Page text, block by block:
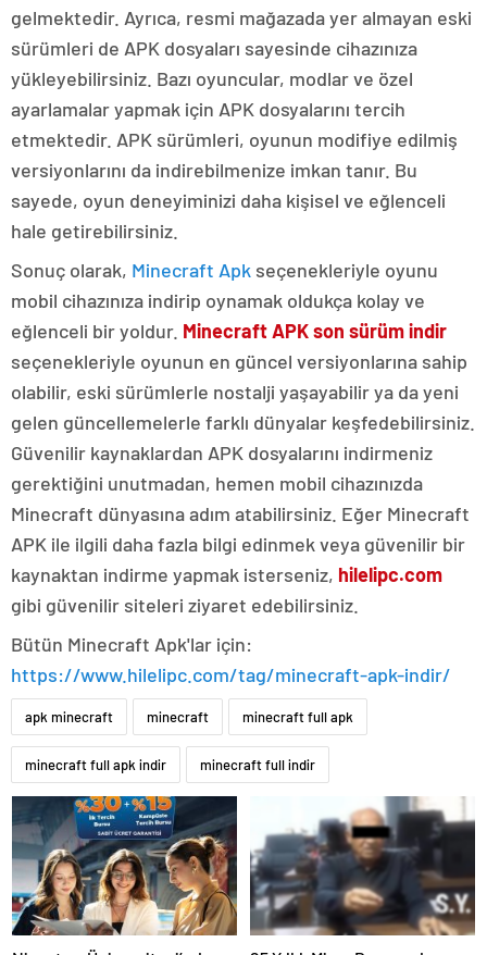
gelmektedir. Ayrıca, resmi mağazada yer almayan eski
sürümleri de APK dosyaları sayesinde cihazınıza
yükleyebilirsiniz. Bazı oyuncular, modlar ve özel
ayarlamalar yapmak için APK dosyalarını tercih
etmektedir. APK sürümleri, oyunun modifiye edilmiş
versiyonlarını da indirebilmenize imkan tanır. Bu
sayede, oyun deneyiminizi daha kişisel ve eğlenceli
hale getirebilirsiniz.
Sonuç olarak, Minecraft Apk seçenekleriyle oyunu
mobil cihazınıza indirip oynamak oldukça kolay ve
eğlenceli bir yoldur. Minecraft APK son sürüm indir
seçenekleriyle oyunun en güncel versiyonlarına sahip
olabilir, eski sürümlerle nostalji yaşayabilir ya da yeni
gelen güncellemelerle farklı dünyalar keşfedebilirsiniz.
Güvenilir kaynaklardan APK dosyalarını indirmeniz
gerektiğini unutmadan, hemen mobil cihazınızda
Minecraft dünyasına adım atabilirsiniz. Eğer Minecraft
APK ile ilgili daha fazla bilgi edinmek veya güvenilir bir
kaynaktan indirme yapmak isterseniz, hilelipc.com
gibi güvenilir siteleri ziyaret edebilirsiniz.
Bütün Minecraft Apk'lar için:
https://www.hilelipc.com/tag/minecraft-apk-indir/
apk minecraft minecraft minecraft full apk
minecraft full apk indir minecraft full indir